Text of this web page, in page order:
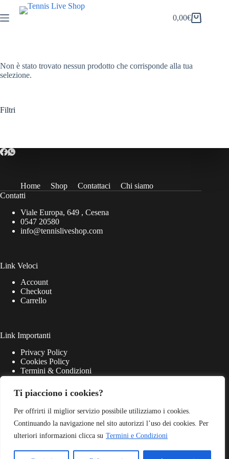
Ti piacciono i cookies?
Per offrirti il miglior servizio possibile utilizziamo i cookies.
Continuando la navigazione nel sito autorizzi l’uso dei cookies. Per
ulteriori informazioni clicca su Termini e Condizioni
al
contenuto
Carrello
0,00€
Non è stato trovato nessun prodotto che corrisponde alla tua
selezione.
Filtri
Home Shop Contattaci
Chi siamo
Contatti
Viale Europa, 649 , Cesena
0547 20580
info@tennisliveshop.com
Link Veloci
Account
Checkout
Carrello
Link Importanti
Privacy Policy
Cookies Policy
Termini & Condizioni